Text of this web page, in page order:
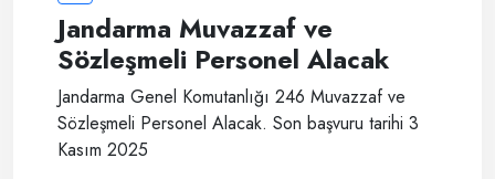
Jandarma Muvazzaf ve
Sözleşmeli Personel Alacak
Jandarma Genel Komutanlığı 246 Muvazzaf ve
Sözleşmeli Personel Alacak. Son başvuru tarihi 3
Kasım 2025